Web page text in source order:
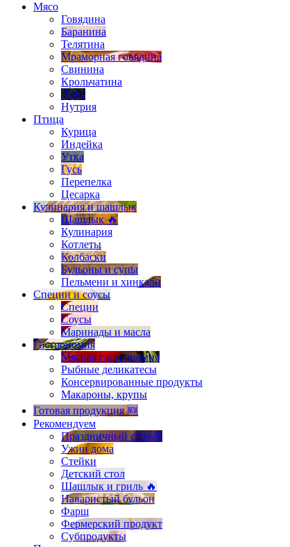
Мясо
Говядина
Баранина
Телятина
Мраморная говядина
Свинина
Крольчатина
Дичь
Нутрия
Птица
Курица
Индейка
Утка
Гусь
Перепелка
Цесарка
Кулинария и шашлык
Шашлык 🔥
Кулинария
Котлеты
Колбаски
Бульоны и супы
Пельмени и хинкали
Специи и соусы
Специи
Соусы
Маринады и масла
Гастрономия
Мясная гастрономия
Рыбные деликатесы
Консервированные продукты
Макароны, крупы
Готовая продукция 🆕
Рекомендуем
Праздничный стол🎉
Ужин дома
Стейки
Детский стол
Шашлык и гриль 🔥
Наваристый бульон
Фарш
Фермерский продукт
Субпродукты